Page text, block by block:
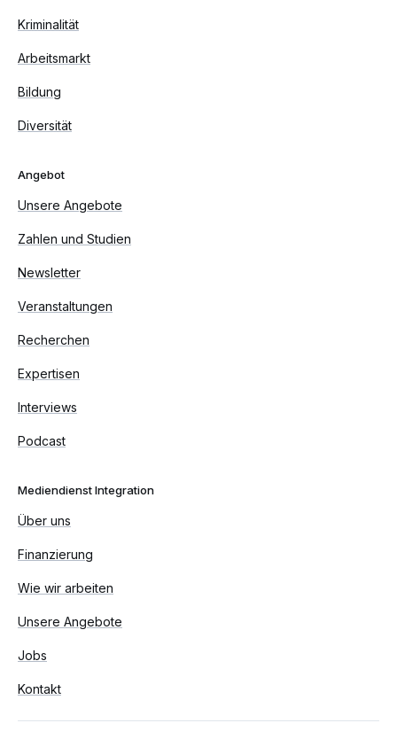
Kriminalität
Arbeitsmarkt
Bildung
Diversität
Angebot
Unsere Angebote
Zahlen und Studien
Newsletter
Veranstaltungen
Recherchen
Expertisen
Interviews
Podcast
Mediendienst Integration
Über uns
Finanzierung
Wie wir arbeiten
Unsere Angebote
Jobs
Kontakt